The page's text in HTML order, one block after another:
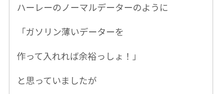
ハーレーのノーマルデーターのように
「ガソリン薄いデーターを
作って入れれば余裕っしょ！」
と思っていましたが